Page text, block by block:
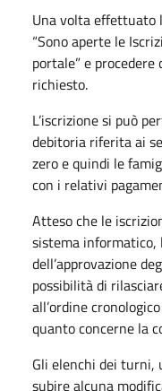
Una volta effettuato
“Sono aperte le
portale” e
richiesto.
L’iscrizione si può
debitoria riferita ai
zero e quindi le
con i relativi
Atteso che le
sistema informatico,
dell’approvazione
possibilità di
all’ordine
quanto concerne la
Gli elenchi dei turni,
subire alcuna